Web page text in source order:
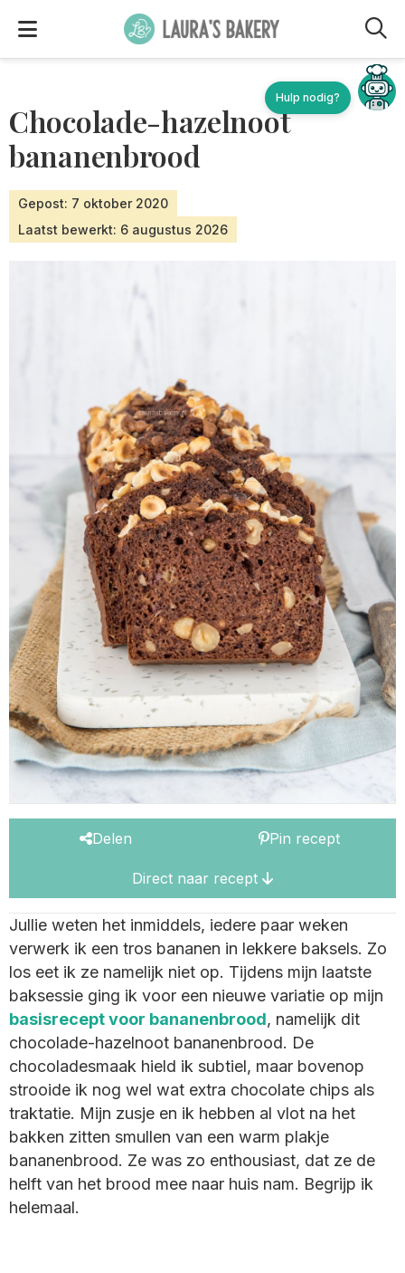
Chocolade-hazelnoot
bananenbrood
Gepost: 7 oktober 2020
Laatst bewerkt: 6 augustus 2026
Delen Pin recept
Direct naar recept
Jullie weten het inmiddels, iedere paar weken
verwerk ik een tros bananen in lekkere baksels. Zo
los eet ik ze namelijk niet op. Tijdens mijn laatste
baksessie ging ik voor een nieuwe variatie op mijn
basisrecept voor bananenbrood, namelijk dit
chocolade-hazelnoot bananenbrood. De
chocoladesmaak hield ik subtiel, maar bovenop
strooide ik nog wel wat extra chocolate chips als
traktatie. Mijn zusje en ik hebben al vlot na het
bakken zitten smullen van een warm plakje
bananenbrood. Ze was zo enthousiast, dat ze de
helft van het brood mee naar huis nam. Begrijp ik
helemaal.
Hulp nodig?